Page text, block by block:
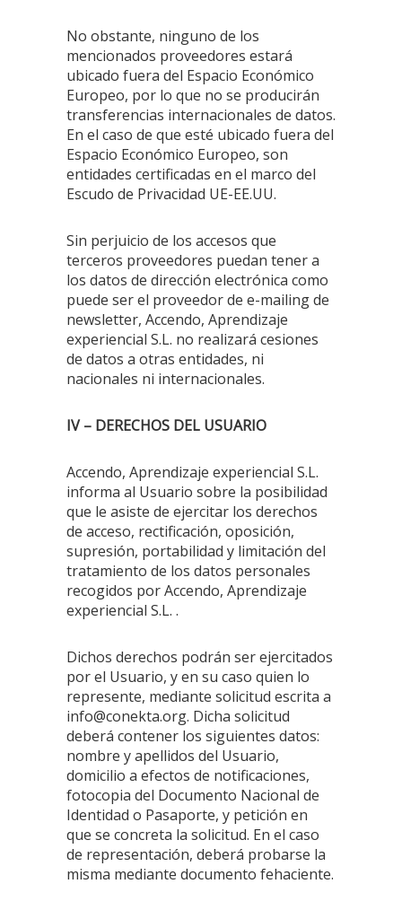
No obstante, ninguno de los
mencionados proveedores estará
ubicado fuera del Espacio Económico
Europeo, por lo que no se producirán
transferencias internacionales de datos.
En el caso de que esté ubicado fuera del
Espacio Económico Europeo, son
entidades certificadas en el marco del
Escudo de Privacidad UE-EE.UU.
Sin perjuicio de los accesos que
terceros proveedores puedan tener a
los datos de dirección electrónica como
puede ser el proveedor de e-mailing de
newsletter, Accendo, Aprendizaje
experiencial S.L. no realizará cesiones
de datos a otras entidades, ni
nacionales ni internacionales.
IV – DERECHOS DEL USUARIO
Accendo, Aprendizaje experiencial S.L.
informa al Usuario sobre la posibilidad
que le asiste de ejercitar los derechos
de acceso, rectificación, oposición,
supresión, portabilidad y limitación del
tratamiento de los datos personales
recogidos por Accendo, Aprendizaje
experiencial S.L. .
Dichos derechos podrán ser ejercitados
por el Usuario, y en su caso quien lo
represente, mediante solicitud escrita a
info@conekta.org. Dicha solicitud
deberá contener los siguientes datos:
nombre y apellidos del Usuario,
domicilio a efectos de notificaciones,
fotocopia del Documento Nacional de
Identidad o Pasaporte, y petición en
que se concreta la solicitud. En el caso
de representación, deberá probarse la
misma mediante documento fehaciente.